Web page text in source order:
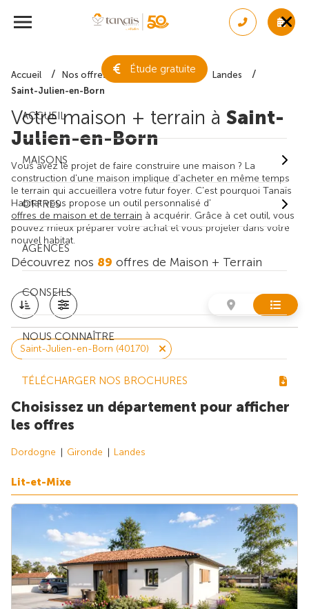
Étude gratuite
ACCUEIL
MAISONS
OFFRES
AGENCES
CONSEILS
NOUS CONNAÎTRE
TÉLÉCHARGER NOS BROCHURES
Accueil Nos offres de maison + terrain
Landes
Saint-Julien-en-Born
Votre maison + terrain à Saint-
Julien-en-Born
Vous avez le projet de faire construire une maison ? La
construction d'une maison implique d'acheter en même temps
le terrain qui accueillera votre futur foyer. C'est pourquoi Tanaïs
Habitat vous propose un outil personnalisé d'
offres de maison et de terrain à acquérir. Grâce à cet outil, vous
pouvez mieux préparer votre achat et vous projeter dans votre
nouvel habitat.
Découvrez nos 89 offres de Maison + Terrain
Saint-Julien-en-Born (40170)
Choisissez un département pour afficher
les offres
Dordogne Gironde Landes
Lit-et-Mixe